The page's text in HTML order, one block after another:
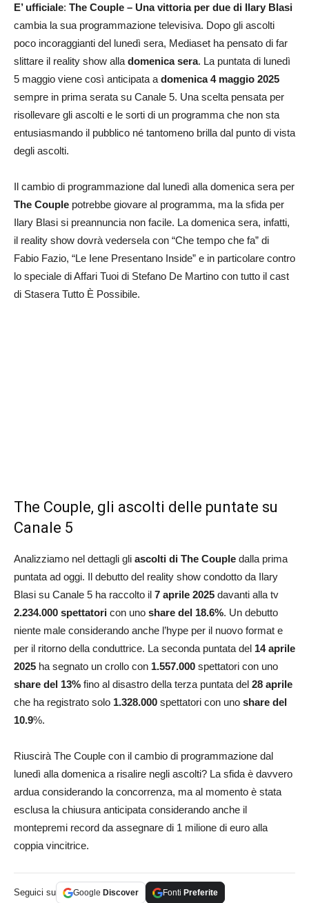
E’ ufficiale: The Couple – Una vittoria per due di Ilary Blasi
cambia la sua programmazione televisiva. Dopo gli ascolti
poco incoraggianti del lunedì sera, Mediaset ha pensato di far
slittare il reality show alla domenica sera. La puntata di lunedì
5 maggio viene così anticipata a domenica 4 maggio 2025
sempre in prima serata su Canale 5. Una scelta pensata per
risollevare gli ascolti e le sorti di un programma che non sta
entusiasmando il pubblico né tantomeno brilla dal punto di vista
degli ascolti.
Il cambio di programmazione dal lunedì alla domenica sera per
The Couple potrebbe giovare al programma, ma la sfida per
Ilary Blasi si preannuncia non facile. La domenica sera, infatti,
il reality show dovrà vedersela con “Che tempo che fa” di
Fabio Fazio, “Le Iene Presentano Inside” e in particolare contro
lo speciale di Affari Tuoi di Stefano De Martino con tutto il cast
di Stasera Tutto È Possibile.
The Couple, gli ascolti delle puntate su
Canale 5
Analizziamo nel dettagli gli ascolti di The Couple dalla prima
puntata ad oggi. Il debutto del reality show condotto da Ilary
Blasi su Canale 5 ha raccolto il 7 aprile 2025 davanti alla tv
2.234.000 spettatori con uno share del 18.6%. Un debutto
niente male considerando anche l’hype per il nuovo format e
per il ritorno della conduttrice. La seconda puntata del 14 aprile
2025 ha segnato un crollo con 1.557.000 spettatori con uno
share del 13% fino al disastro della terza puntata del 28 aprile
che ha registrato solo 1.328.000 spettatori con uno share del
10.9%.
Riuscirà The Couple con il cambio di programmazione dal
lunedì alla domenica a risalire negli ascolti? La sfida è davvero
ardua considerando la concorrenza, ma al momento è stata
esclusa la chiusura anticipata considerando anche il
montepremi record da assegnare di 1 milione di euro alla
coppia vincitrice.
Seguici su Google Discover Fonti Preferite